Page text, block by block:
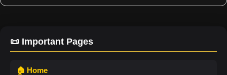
📜 Important Pages
🏠 Home